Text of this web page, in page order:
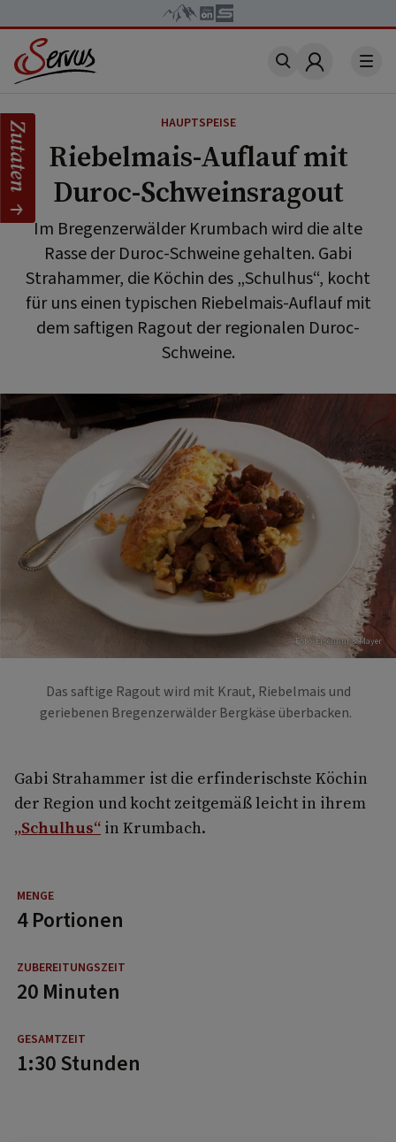
Account
HAUPTSPEISE
Riebelmais-Auflauf mit
Duroc-Schweinsragout
Im Bregenzerwälder Krumbach wird die alte
Rasse der Duroc-Schweine gehalten. Gabi
Strahammer, die Köchin des „Schulhus“, kocht
für uns einen typischen Riebelmais-Auflauf mit
dem saftigen Ragout der regionalen Duroc-
Schweine.
Foto: Eisenhut & Mayer
Das saftige Ragout wird mit Kraut, Riebelmais und
geriebenen Bregenzerwälder Bergkäse überbacken.
Gabi Strahammer ist die erfinderischste Köchin
der Region und kocht zeitgemäß leicht in ihrem
„Schulhus“ in Krumbach.
4 Portionen
20 Minuten
1:30 Stunden
Zutaten